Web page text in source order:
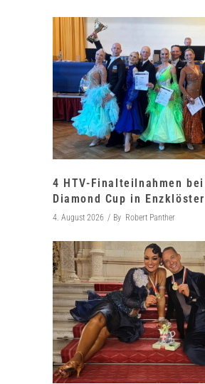
4 HTV-Finalteilnahmen
Diamond Cup in
4. August 2026 By Robert Panther